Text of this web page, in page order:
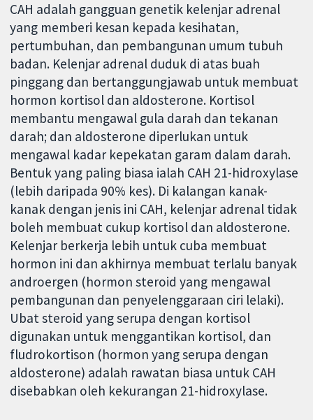
CAH adalah gangguan genetik kelenjar adrenal
yang memberi kesan kepada kesihatan,
pertumbuhan, dan pembangunan umum tubuh
badan. Kelenjar adrenal duduk di atas buah
pinggang dan bertanggungjawab untuk membuat
hormon kortisol dan aldosterone. Kortisol
membantu mengawal gula darah dan tekanan
darah; dan aldosterone diperlukan untuk
mengawal kadar kepekatan garam dalam darah.
Bentuk yang paling biasa ialah CAH 21-hidroxylase
(lebih daripada 90% kes). Di kalangan kanak-
kanak dengan jenis ini CAH, kelenjar adrenal tidak
boleh membuat cukup kortisol dan aldosterone.
Kelenjar berkerja lebih untuk cuba membuat
hormon ini dan akhirnya membuat terlalu banyak
androergen (hormon steroid yang mengawal
pembangunan dan penyelenggaraan ciri lelaki).
Ubat steroid yang serupa dengan kortisol
digunakan untuk menggantikan kortisol, dan
fludrokortison (hormon yang serupa dengan
aldosterone) adalah rawatan biasa untuk CAH
disebabkan oleh kekurangan 21-hidroxylase.